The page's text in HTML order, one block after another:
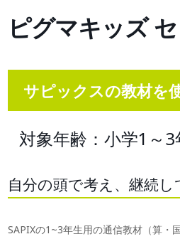
ピグマキッズ
サピックスの教材を
対象年齢：小学1～3
自分の頭で考え、継続
SAPIXの1~3年生用の通信教材（算・